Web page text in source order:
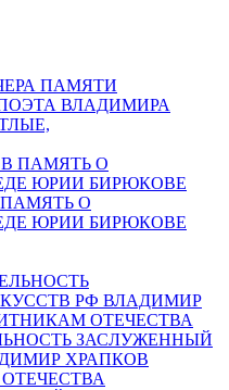
ПАМЯТИ
ВЛАДИМИРА
О
ЮРИИ БИРЮКОВЕ
ЗАСЛУЖЕННЫЙ
ХРАПКОВ